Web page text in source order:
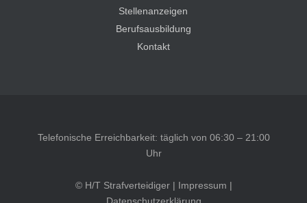
Stellenanzeigen
Berufsausbildung
Kontakt
Telefonische Erreichbarkeit: täglich von 06:30 – 21:00
Uhr
© H/T Strafverteidiger | Impressum |